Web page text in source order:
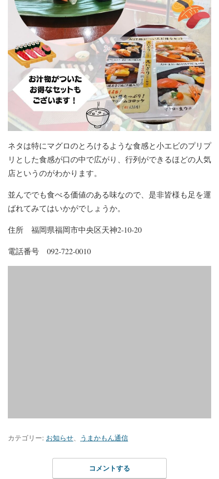
ネタは特にマグロのとろけるような食感と小エビのプリプ
リとした食感が口の中で広がり、行列ができるほどの人気
店というのがわかります。
並んででも食べる価値のある味なので、是非皆様も足を運
ばれてみてはいかがでしょうか。
住所 福岡県福岡市中央区天神2-10-20
電話番号 092-722-0010
カテゴリー: お知らせ うまかもん通信
コメントする